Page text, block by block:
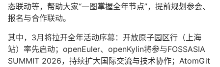
态联动等，帮助大家“一图掌握全年节点”，提前规划参会、
报名与合作联动。
其中，3月将拉开全年活动序幕：开放原子园区行（上海
站）率先启动；openEuler、 openKylin将参与FOSSASIA
SUMMIT 2026，持续扩大国际交流与技术协作；AtomGit